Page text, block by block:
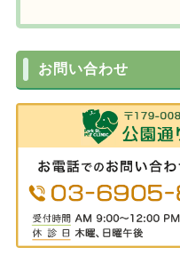
お問い合わせ